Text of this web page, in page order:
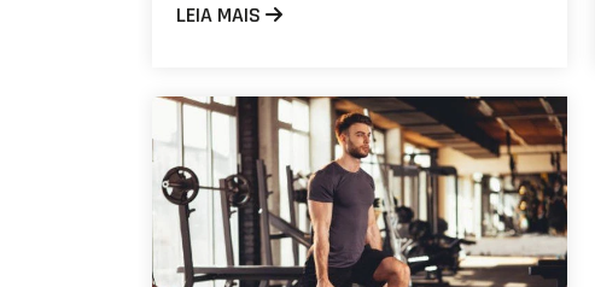
LEIA MAIS